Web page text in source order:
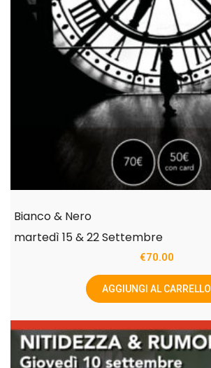
Bianco & Nero
martedì 15 & 22 Settembre
€70.00
AGGIUNGI AL CARRELLO